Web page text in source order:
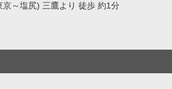
京～塩尻) 三鷹より 徒歩 約1分